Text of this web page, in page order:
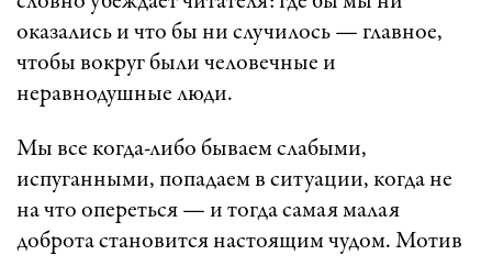
оказались и что бы ни случилось — главное,
чтобы вокруг были человечные и
неравнодушные люди.
Мы все когда-либо бываем слабыми,
испуганными, попадаем в ситуации, когда не
на что опереться — и тогда самая малая
доброта становится настоящим чудом. Мотив